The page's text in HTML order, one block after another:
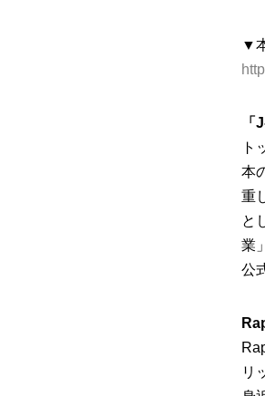
▼
ト
本
重
と
業
公
リ